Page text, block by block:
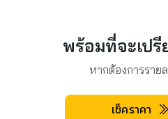
พร้อมที่จะเป
หากต้องการราย
เช็คราคา